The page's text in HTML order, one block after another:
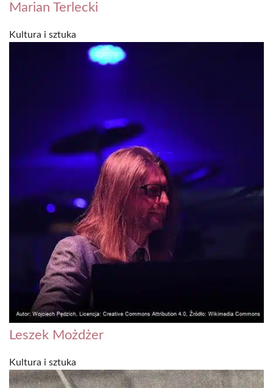
Marian Terlecki
Kultura i sztuka
Leszek Możdżer
Kultura i sztuka